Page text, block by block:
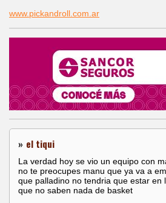
www.pickandroll.com.ar
» el tiqui
La verdad hoy se vio un equipo con
no te preocupes manu que ya va a
que palladino no tendria que estar
que no saben nada de basket